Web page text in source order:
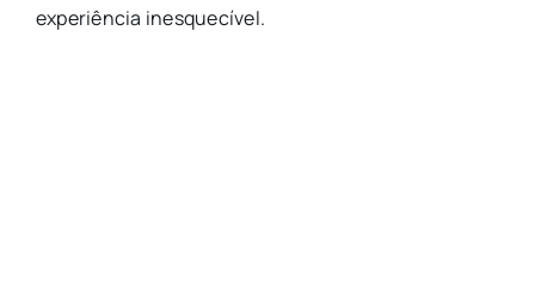
experiência inesquecível.